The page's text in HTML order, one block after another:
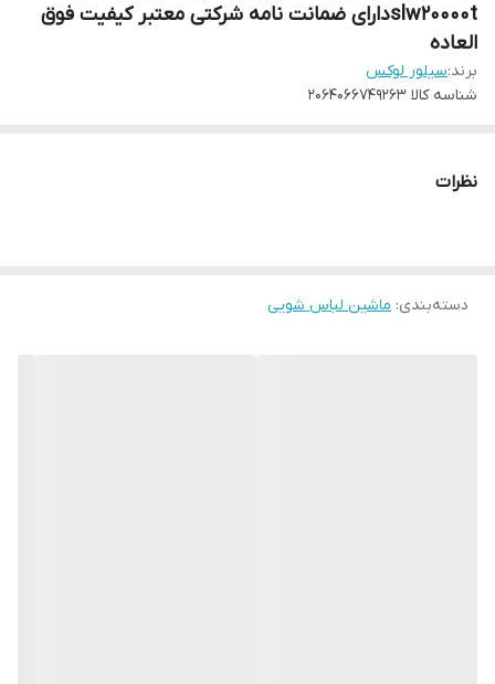
slw20000tدارای ضمانت نامه شرکتی معتبر کیفیت فوق
العاده
برند:سیلور لوکس
شناسه کالا 2064066749263
نظرات
دسته‌بندی: ماشین لباس شویی